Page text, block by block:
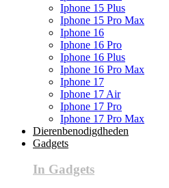
Iphone 15 Plus
Iphone 15 Pro Max
Iphone 16
Iphone 16 Pro
Iphone 16 Plus
Iphone 16 Pro Max
Iphone 17
Iphone 17 Air
Iphone 17 Pro
Iphone 17 Pro Max
Dierenbenodigdheden
Gadgets
In Gadgets